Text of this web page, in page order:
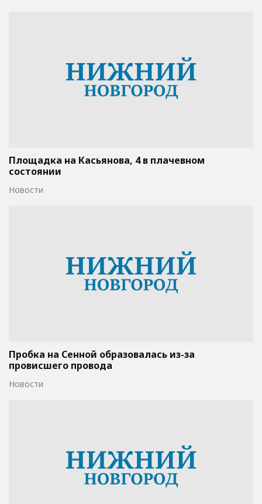
Площадка на Касьянова, 4 в плачевном
состоянии
Новости
Пробка на Сенной образовалась из-за
провисшего провода
Новости